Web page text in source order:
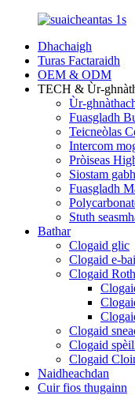
Dhachaigh
Turas Factaraidh
OEM & ODM
TECH & Ùr-
Ùr-
Fuasgladh
Teicneòlas
Intercom
Pròiseas
Siostam
Fuasgladh
Stuth
Bathar
Clogaid glic
Clogaid e-
Clogaid
Clogaid
Clogaid
Clogaid
Naidheachdan
Cuir fios thugainn